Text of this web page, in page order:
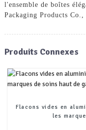
l'ensemble de boîtes
Packaging Products Co.,
Produits Connexes
Flacons vides en
les